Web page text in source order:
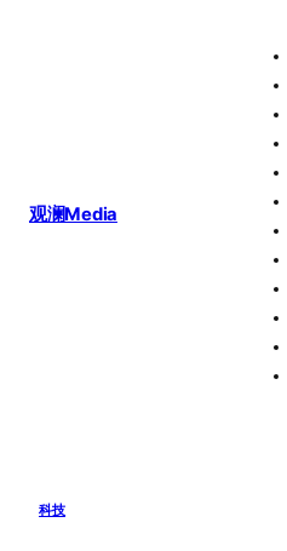
观澜Media
科技